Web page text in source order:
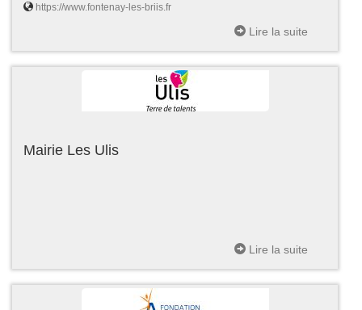
https://www.fontenay-les-briis.fr
Lire la suite
Mairie Les Ulis
Lire la suite